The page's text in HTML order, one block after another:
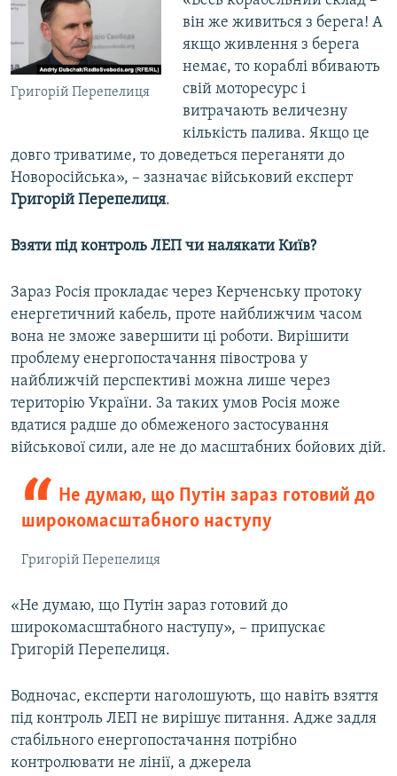
Григорій Перепелиця
він же живиться з берега! А
якщо живлення з берега
немає, то кораблі вбивають
свій моторесурс і
витрачають величезну
кількість палива. Якщо це
довго триватиме, то доведеться переганяти до
Новоросійська», – зазначає військовий експерт
Григорій Перепелиця.
Взяти під контроль ЛЕП чи налякати Київ?
Зараз Росія прокладає через Керченську протоку
енергетичний кабель, проте найближчим часом
вона не зможе завершити ці роботи. Вирішити
проблему енергопостачання півострова у
найближчій перспективі можна лише через
територію України. За таких умов Росія може
вдатися радше до обмеженого застосування
військової сили, але не до масштабних бойових дій.
Не думаю, що Путін зараз готовий до
широкомасштабного наступу
Григорій Перепелиця
«Не думаю, що Путін зараз готовий до
широкомасштабного наступу», – припускає
Григорій Перепелиця.
Водночас, експерти наголошують, що навіть взяття
під контроль ЛЕП не вирішує питання. Адже задля
стабільного енергопостачання потрібно
контролювати не лінії, а джерела